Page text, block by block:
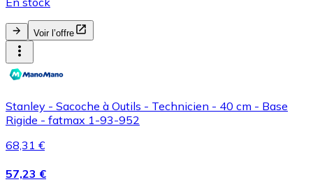
Voir l’offre
Stanley - Sacoche à Outils - Technicien - 40 cm - Base
Rigide - fatmax 1-93-952
68,31 €
57,23 €